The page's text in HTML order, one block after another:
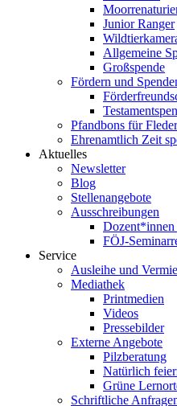
Junior Ranger
Allgemeine
Großspende
Fördern und
Pfandbons für
Ehrenamtlich Zeit
Aktuelles
Newsletter
Blog
Stellenangebote
Ausschreibungen
Dozent*innen
FÖJ-
Service
Ausleihe und
Mediathek
Printmedien
Videos
Pressebilder
Externe Angebote
Pilzberatung
Natürlich
Grüne
Schriftliche